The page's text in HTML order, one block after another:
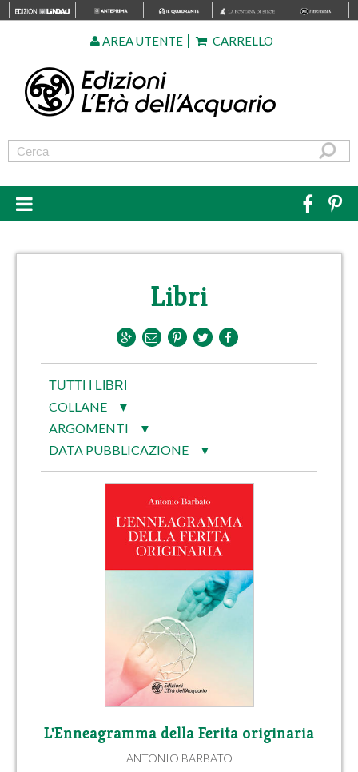
AREA UTENTE CARRELLO
Libri
TUTTI I LIBRI
COLLANE ▼
ARGOMENTI ▼
DATA PUBBLICAZIONE ▼
L'Enneagramma della Ferita originaria
ANTONIO BARBATO